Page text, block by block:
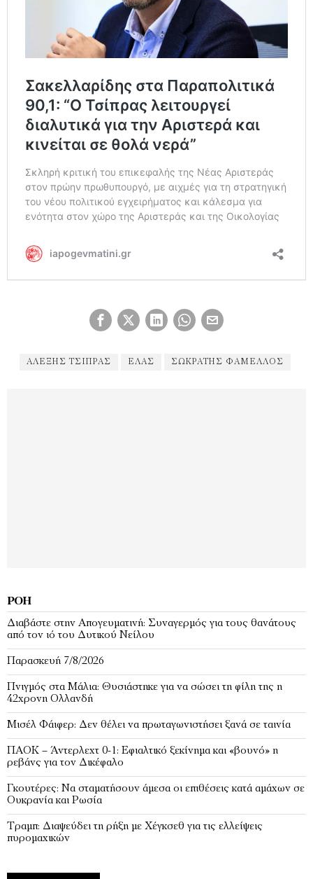
ΑΛΈΞΗΣ ΤΣΊΠΡΑΣ ΕΛΑΣ ΣΩΚΡΆΤΗΣ ΦΆΜΕΛΛΟΣ
ΡΟΉ
Διαβάστε στην Απογευματινή: Συναγερμός για τους θανάτους
από τον ιό του Δυτικού Νείλου
Παρασκευή 7/8/2026
Πνιγμός στα Μάλια: Θυσιάστηκε για να σώσει τη φίλη της η
42χρονη Ολλανδή
Μισέλ Φάιφερ: Δεν θέλει να πρωταγωνιστήσει ξανά σε ταινία
ΠΑΟΚ – Άντερλεχτ 0-1: Εφιαλτικό ξεκίνημα και «βουνό» η
ρεβάνς για τον Δικέφαλο
Γκουτέρες: Να σταματήσουν άμεσα οι επιθέσεις κατά αμάχων σε
Ουκρανία και Ρωσία
Τραμπ: Διαψεύδει τη ρήξη με Χέγκσεθ για τις ελλείψεις
πυρομαχικών